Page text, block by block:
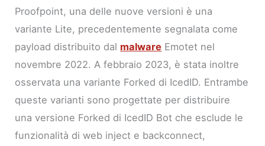
Proofpoint, una delle nuove versioni è una
variante Lite, precedentemente segnalata come
payload distribuito dal malware Emotet nel
novembre 2022. A febbraio 2023, è stata inoltre
osservata una variante Forked di IcedID. Entrambe
queste varianti sono progettate per distribuire
una versione Forked di IcedID Bot che esclude le
funzionalità di web inject e backconnect,